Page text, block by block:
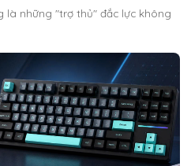
là những "trợ thủ" đắc lực không